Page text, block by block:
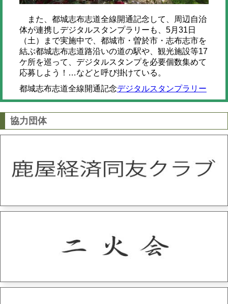
また、都城志布志道全線開通記念して、周辺自治
体が連携しデジタルスタンプラリーも、5月31日
（土）まで実施中で、都城市・曽於市・志布志市を
結ぶ都城志布志道路沿いの道の駅や、観光施設等17
ケ所を巡って、デジタルスタンプを必要個数集めて
応募しよう！…などと呼び掛けている。
都城志布志道全線開通記念デジタルスタンプラリー
協力団体